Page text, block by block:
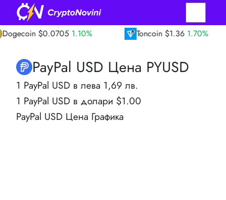
$0.0705 1.10% Toncoin $1.36 1.70%
PayPal USD Цена PYUSD
1 PayPal USD в лева 1,69 лв.
1 PayPal USD в долари $1.00
PayPal USD Цена Графика